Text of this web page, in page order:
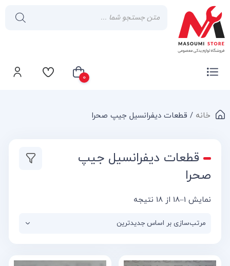
0
سبد خرید شما خالی است خانه / قطعات دیفرانسیل جیپ صحرا
قطعات دیفرانسیل جیپ
صحرا
نمایش 1–18 از 18 نتیجه